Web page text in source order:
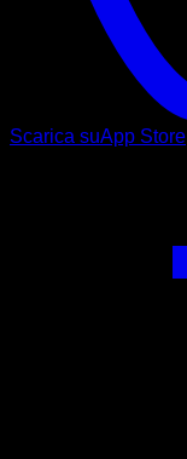
Scarica suApp Store